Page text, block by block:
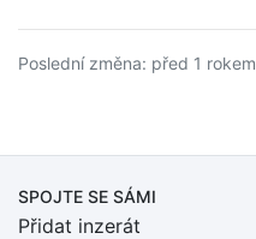
Poslední změna: před 1 rokem
SPOJTE SE SÁMI
Přidat inzerát